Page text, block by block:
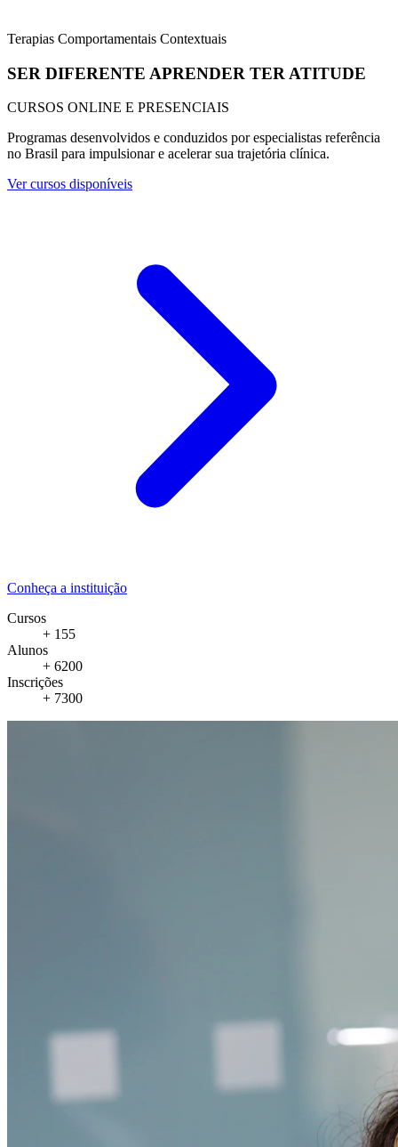
Terapias Comportamentais Contextuais
SER DIFERENTE APRENDER TER ATITUDE
CURSOS ONLINE E PRESENCIAIS
Programas desenvolvidos e conduzidos por especialistas referência
no Brasil para impulsionar e acelerar sua trajetória clínica.
Ver cursos disponíveis
Conheça a instituição
Cursos
+ 155
Alunos
+ 6200
Inscrições
+ 7300